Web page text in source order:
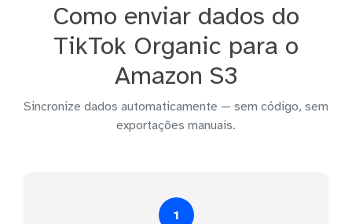
Como enviar dados do
TikTok Organic para o
Amazon S3
Sincronize dados automaticamente — sem código, sem
exportações manuais.
1